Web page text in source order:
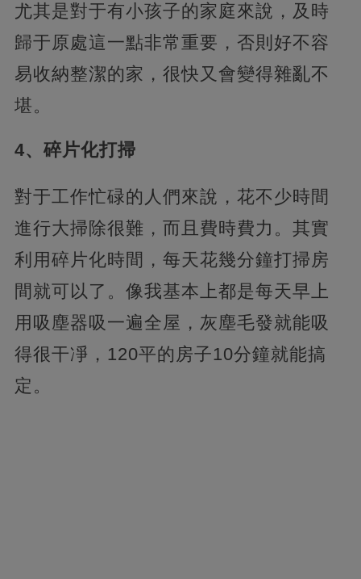
尤其是對于有小孩子的家庭來說，及時
歸于原處這一點非常重要，否則好不容
易收納整潔的家，很快又會變得雜亂不
堪。
4、碎片化打掃
對于工作忙碌的人們來說，花不少時間
進行大掃除很難，而且費時費力。其實
利用碎片化時間，每天花幾分鐘打掃房
間就可以了。像我基本上都是每天早上
用吸塵器吸一遍全屋，灰塵毛發就能吸
得很干凈，120平的房子10分鐘就能搞
定。